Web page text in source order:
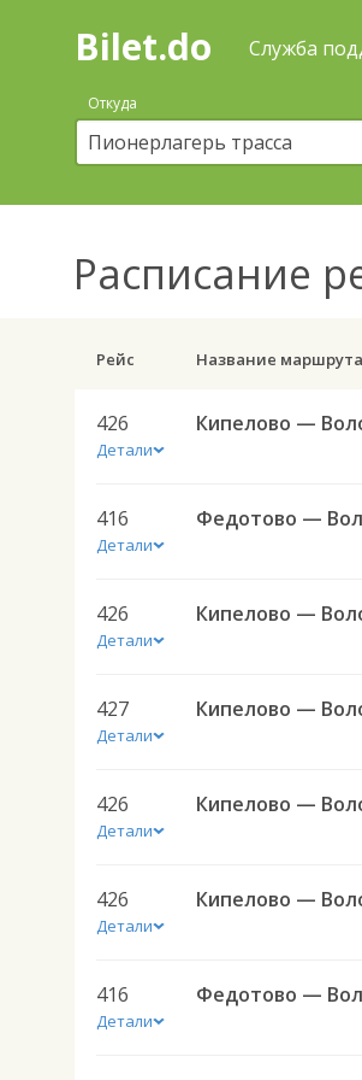
Поиск
покупка
билетов
автобус
онлайн
Bilet.do Служба
Откуда
Расписание
Рейс Название маршрута
426
Детали
Кипелово —
416
Детали
426
Детали
Кипелово —
427
Детали
426
Детали
Кипелово —
426
Детали
Кипелово —
416
Детали